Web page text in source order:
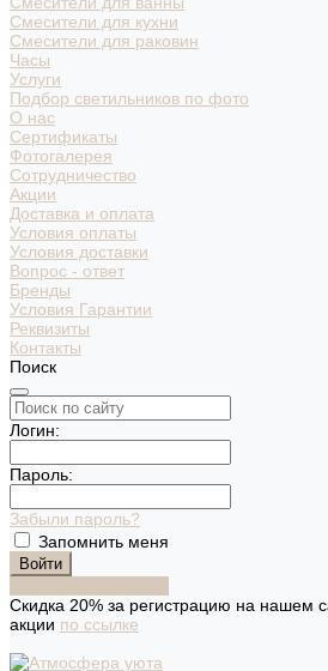
Смесители для кухни
Смесители для раковин
Часы
Услуги
Подбор светильников по фото
О нас
Сертификаты
Фотогалерея
Сотрудничество
Акции
Доставка и оплата
Условия оплаты
Условия доставки
Вопрос - ответ
Бренды
Условия Гарантии
Реквизиты
Контакты
Поиск
Логин:
Пароль:
Забыли пароль?
Запомнить меня
Скидка 20% за регистрацию на нашем
акции по ссылке